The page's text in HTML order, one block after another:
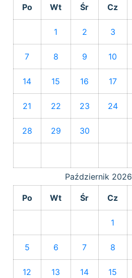
Po Wt Śr Cz
1 2 3
7 8 9 10
14 15 16 17
21 22 23 24
28 29 30
Październik 2026
Po Wt Śr Cz
1
5 6 7 8
12 13 14 15